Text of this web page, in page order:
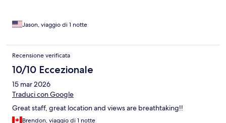
Jason, viaggio di 1 notte
Recensione verificata
10/10 Eccezionale
15 mar 2026
Traduci con Google
Great staff, great location and views are breathtaking!!
Brendon, viaggio di 1 notte